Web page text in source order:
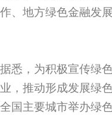
作、地方绿色金融发
据悉，为积极宣传绿
业，推动形成发展绿
全国主要城市举办绿